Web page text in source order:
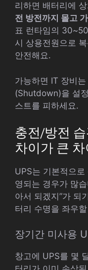
리하면 배터리에
전 방전까지 몰고
표 런타임의
시 상용전원으로
안전해요.
가능하면 IT 장비
(Shutdown)을 설
스트를 피하세요.
충전/방전
차이가 큰
UPS는 기본적으
영되는 경우가 많
아서 되겠지”가 되
터리 수명을 좌우
장기간 미사용
창고에 UPS를 몇